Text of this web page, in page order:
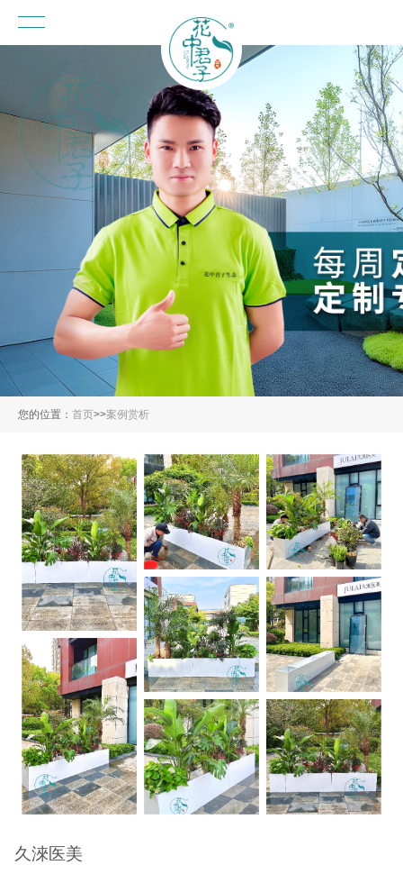
您的位置： 首页>>案例赏析
久淶医美